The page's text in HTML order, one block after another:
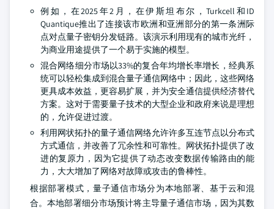
例如，在2025年2月，在伊斯坦布尔，Turkcell和ID
Quantique推出了连接该市欧洲和亚洲部分的第一条洲际
点对点量子密钥分发链路。该演示利用现有的城市光纤，
为商业用途提供了一个易于实施的模型。
混合网络细分市场以33%的复合年均增长率增长，经典系
统可以轻松集成到混合量子通信网络中；因此，这些网络
更具成本效益，更容易扩展，并为安全通信提供经济替代
方案。这对于需要量子技术的大型企业和政府来说是理想
的，允许促进过渡。
利用网状拓扑的量子通信网络允许许多互连节点以分布式
方式通信，并改善了冗余性和可靠性。网状拓扑提供了改
进的复原力，因为它提供了动态改变数据传输路由的能
力，大大增加了网络对故障或攻击的鲁棒性。
根据部署模式，量子通信市场分为本地部署、基于云和混
合。本地部署细分市场预计将主导量子通信市场，因为其数